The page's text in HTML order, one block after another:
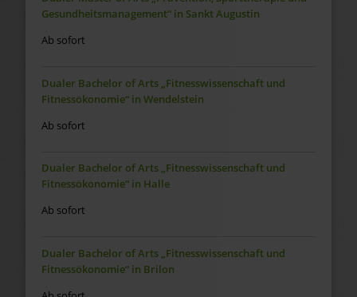
Gesundheitsmanagement“ in Sankt Augustin
Ab sofort
Dualer Bachelor of Arts „Fitnesswissenschaft und
Fitnessökonomie“ in Wendelstein
Ab sofort
Dualer Bachelor of Arts „Fitnesswissenschaft und
Fitnessökonomie“ in Halle
Ab sofort
Dualer Bachelor of Arts „Fitnesswissenschaft und
Fitnessökonomie“ in Brilon